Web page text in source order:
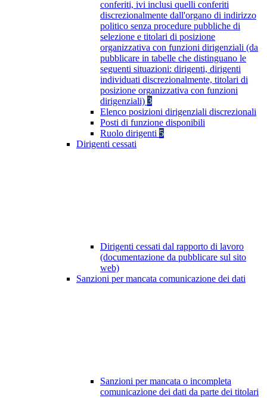
conferiti, ivi inclusi quelli conferiti
discrezionalmente dall'organo di indirizzo
politico senza procedure pubbliche di
selezione e titolari di posizione
organizzativa con funzioni dirigenziali (da
pubblicare in tabelle che distinguano le
seguenti situazioni: dirigenti, dirigenti
individuati discrezionalmente, titolari di
posizione organizzativa con funzioni
dirigenziali) 3
Elenco posizioni dirigenziali discrezionali
Posti di funzione disponibili
Ruolo dirigenti 5
Dirigenti cessati
Dirigenti cessati dal rapporto di lavoro
(documentazione da pubblicare sul sito
web)
Sanzioni per mancata comunicazione dei dati
Sanzioni per mancata o incompleta
comunicazione dei dati da parte dei titolari